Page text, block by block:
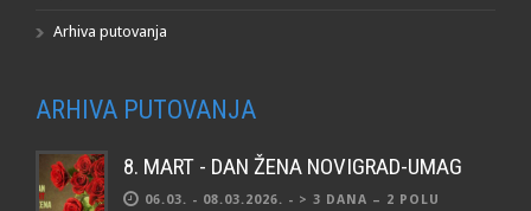
Arhiva putovanja
ARHIVA PUTOVANJA
8. MART - DAN ŽENA NOVIGRAD-UMAG
06.03. - 08.03.2026. - > 3 DANA – 2 POLU